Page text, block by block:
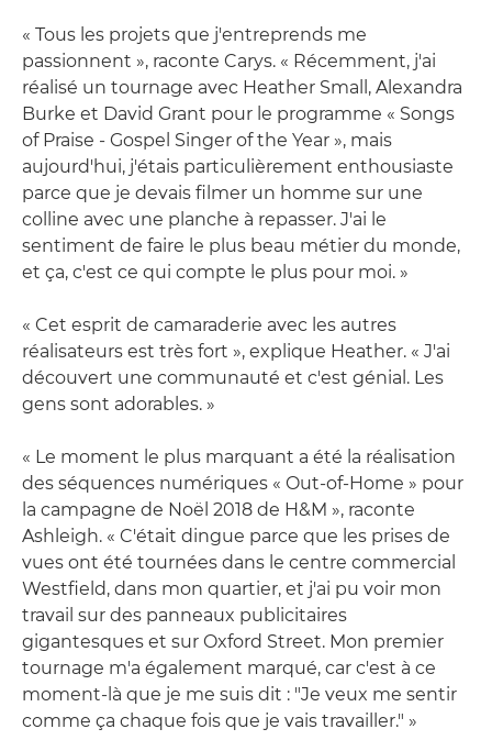
« Tous les projets que j'entreprends me
passionnent », raconte Carys. « Récemment, j'ai
réalisé un tournage avec Heather Small, Alexandra
Burke et David Grant pour le programme « Songs
of Praise - Gospel Singer of the Year », mais
aujourd'hui, j'étais particulièrement enthousiaste
parce que je devais filmer un homme sur une
colline avec une planche à repasser. J'ai le
sentiment de faire le plus beau métier du monde,
et ça, c'est ce qui compte le plus pour moi. »
« Cet esprit de camaraderie avec les autres
réalisateurs est très fort », explique Heather. « J'ai
découvert une communauté et c'est génial. Les
gens sont adorables. »
« Le moment le plus marquant a été la réalisation
des séquences numériques « Out-of-Home » pour
la campagne de Noël 2018 de H&M », raconte
Ashleigh. « C'était dingue parce que les prises de
vues ont été tournées dans le centre commercial
Westfield, dans mon quartier, et j'ai pu voir mon
travail sur des panneaux publicitaires
gigantesques et sur Oxford Street. Mon premier
tournage m'a également marqué, car c'est à ce
moment-là que je me suis dit : "Je veux me sentir
comme ça chaque fois que je vais travailler." »